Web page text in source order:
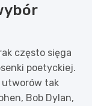
często sięga
poetyckiej.
tak
Bob Dylan,